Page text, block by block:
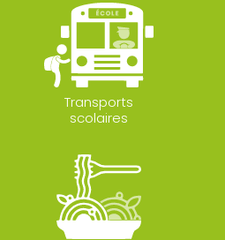
Transports
scolaires